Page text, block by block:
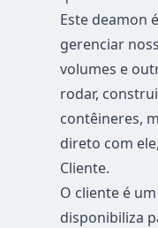
Este deamon
gerenciar
volumes e
rodar,
contêineres,
direto com
Cliente.
O cliente é
disponibiliza